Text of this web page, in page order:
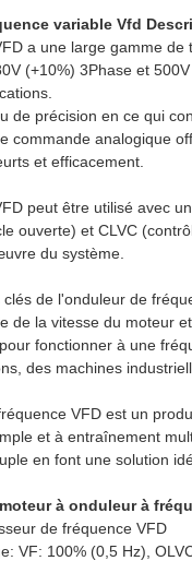
variable Vfd
a une large gamme
(+10%) 3Phase et
de précision en ce qui
commande analogique
et efficacement.
peut être utilisé avec
ouverte) et CLVC
du système.
de l'onduleur de
de la vitesse du moteur
fonctionner à une
des machines
VFD est un
et à entraînement
en font une solution
à onduleur à
de fréquence VFD
VF: 100% (0,5 Hz),